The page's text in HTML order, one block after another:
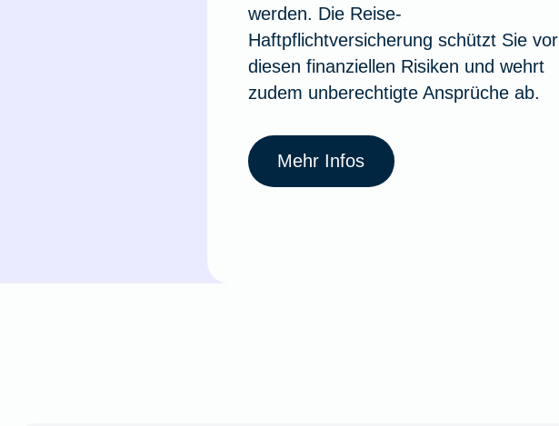
werden. Die Reise-
Haftpflichtversicherung schützt Sie vor
diesen finanziellen Risiken und wehrt
zudem unberechtigte Ansprüche ab.
Mehr Infos